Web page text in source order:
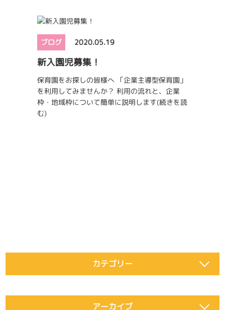
ブログ 2020.05.19
新入園児募集！
保育園をお探しの皆様へ 「企業主導型保育園」
を利用してみませんか？ 利用の流れと、企業
枠・地域枠について簡単に説明します(続きを読
む)
カテゴリー
アーカイブ